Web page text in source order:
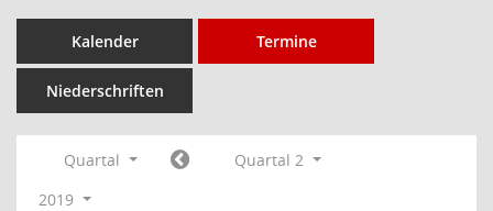
Kalender Termine
Niederschriften
Quartal
Quartal 2
2019